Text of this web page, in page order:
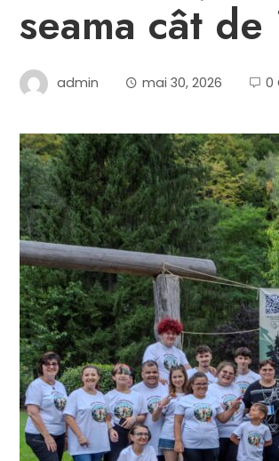
seama cât
admin mai 30, 2026 0